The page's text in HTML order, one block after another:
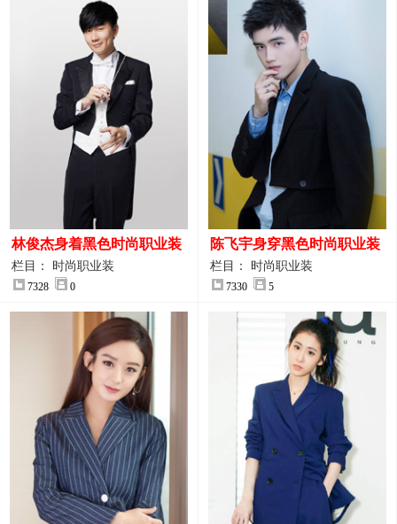
林俊杰身着黑色时尚职业装
制服图片
栏目： 时尚职业装
7328 0
陈飞宇身穿黑色时尚职业装
图片
栏目： 时尚职业装
7330 5